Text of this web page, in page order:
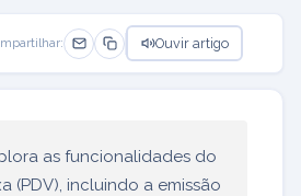
Ouvir artigo
as funcionalidades do
(PDV), incluindo a emissão